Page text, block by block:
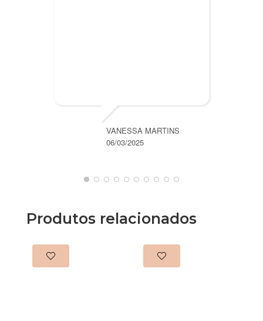
VANESSA MARTINS
06/03/2025
Produtos relacionados